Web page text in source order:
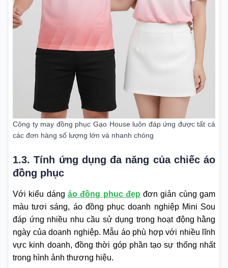
Công ty may đồng phục Gạo House luôn đáp ứng được tất cả
các đơn hàng số lượng lớn và nhanh chóng
1.3. Tính ứng dụng đa năng của chiếc áo
đồng phục
Với kiểu dáng áo đồng phục đẹp đơn giản cùng gam
màu tươi sáng, áo đồng phục doanh nghiệp Mini Sou
đáp ứng nhiều nhu cầu sử dụng trong hoạt động hằng
ngày của doanh nghiệp. Mẫu áo phù hợp với nhiều lĩnh
vực kinh doanh, đồng thời góp phần tạo sự thống nhất
trong hình ảnh thương hiệu.